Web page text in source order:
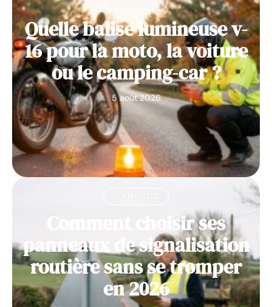
Quelle balise lumineuse v-
16 pour la moto, la voiture
ou le camping-car ?
5 août 2026
Comment choisir ses
panneaux de signalisation
routière sans se tromper
en 2026